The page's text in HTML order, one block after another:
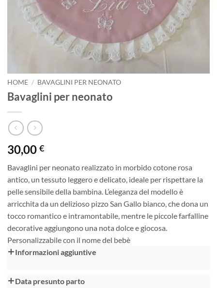
HOME / BAVAGLINI PER NEONATO
Bavaglini per neonato
30,00 €
Bavaglini per neonato realizzato in morbido cotone rosa
antico, un tessuto leggero e delicato, ideale per rispettare la
pelle sensibile della bambina. L’eleganza del modello è
arricchita da un delizioso pizzo San Gallo bianco, che dona un
tocco romantico e intramontabile, mentre le piccole farfalline
decorative aggiungono una nota dolce e giocosa.
Personalizzabile con il nome del bebè
Informazioni aggiuntive
Data presunto parto
Alternative: